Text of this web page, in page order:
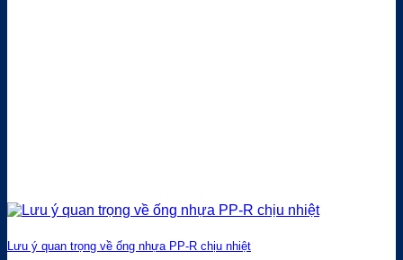
Lưu ý quan trọng về ống nhựa PP-R chịu nhiệt